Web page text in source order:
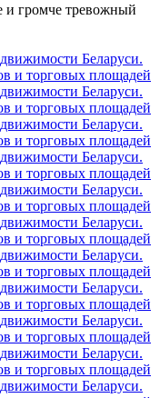
и громче тревожный
Беларуси.
и торговых площадей
Беларуси.
и торговых площадей
Беларуси.
и торговых площадей
Беларуси.
и торговых площадей
Беларуси.
и торговых площадей
Беларуси.
и торговых площадей
Беларуси.
и торговых площадей
Беларуси.
и торговых площадей
Беларуси.
и торговых площадей
Беларуси.
и торговых площадей
Беларуси.